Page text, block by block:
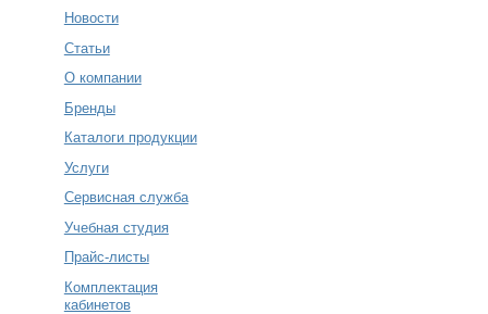
Новости
Статьи
О компании
Бренды
Каталоги продукции
Услуги
Сервисная служба
Учебная студия
Прайс-листы
Комплектация
кабинетов